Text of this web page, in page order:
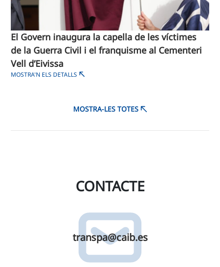
El Govern inaugura la capella de les víctimes
de la Guerra Civil i el franquisme al Cementeri
Vell d’Eivissa
MOSTRA'N ELS DETALLS
MOSTRA-LES TOTES
CONTACTE
transpa@​caib.​es